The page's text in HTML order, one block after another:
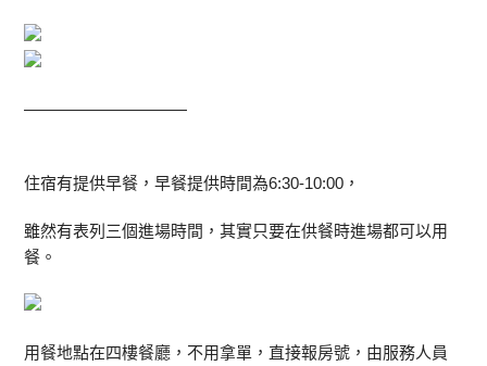
——————————
住宿有提供早餐，早餐提供時間為6:30-10:00，
雖然有表列三個進場時間，其實只要在供餐時進場都可以用
餐。
用餐地點在四樓餐廳，不用拿單，直接報房號，由服務人員